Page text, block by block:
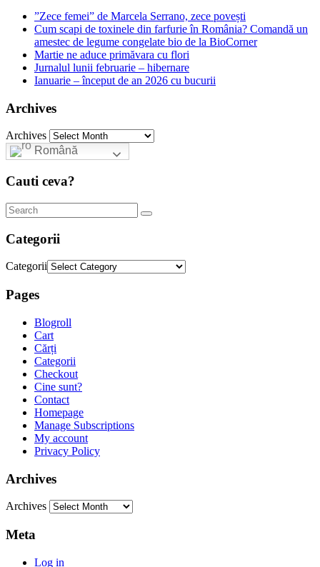
”Zece femei” de Marcela Serrano, zece povești
Cum scapi de toxinele din farfurie în România? Comandă un
amestec de legume congelate bio de la BioCorner
Martie ne aduce primăvara cu flori
Jurnalul lunii februarie – hibernare
Ianuarie – început de an 2026 cu bucurii
Archives
Archives
Română
Cauti ceva?
Categorii
Categorii
Pages
Blogroll
Cart
Cărți
Categorii
Checkout
Cine sunt?
Contact
Homepage
Manage Subscriptions
My account
Privacy Policy
Archives
Archives
Meta
Log in